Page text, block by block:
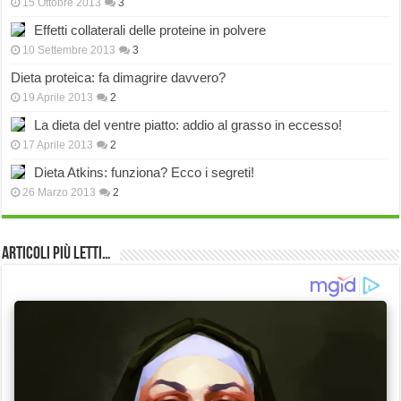
15 Ottobre 2013 3
Effetti collaterali delle proteine in polvere
10 Settembre 2013 3
Dieta proteica: fa dimagrire davvero?
19 Aprile 2013 2
La dieta del ventre piatto: addio al grasso in eccesso!
17 Aprile 2013 2
Dieta Atkins: funziona? Ecco i segreti!
26 Marzo 2013 2
Articoli più Letti…